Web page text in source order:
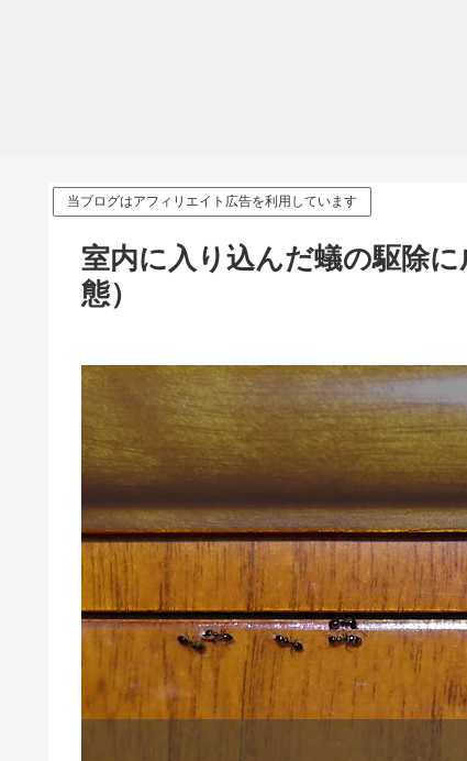
当ブログはアフィリエイト広告を利用しています
室内に入り込んだ蟻の駆除
態）